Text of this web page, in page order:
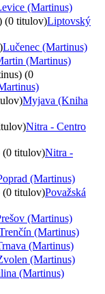
(Martinus)
(0 titulov)Liptovský
Lučenec (Martinus)
(Martinus)
(0
Myjava (Kniha
Nitra - Centro
(0 titulov)Nitra -
(Martinus)
(0 titulov)Považská
(Martinus)
(Martinus)
(Martinus)
(Martinus)
(Martinus)